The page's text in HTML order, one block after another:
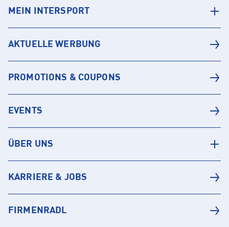
MEIN INTERSPORT
AKTUELLE WERBUNG
PROMOTIONS & COUPONS
EVENTS
ÜBER UNS
KARRIERE & JOBS
FIRMENRADL